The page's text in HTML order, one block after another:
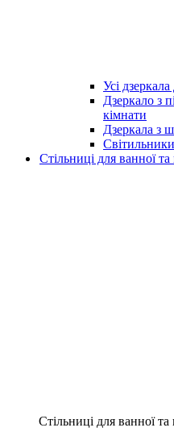
Усі
Дзеркало з
кімнати
Дзеркала з
Стільниці для ванної
Стільниці для ванної